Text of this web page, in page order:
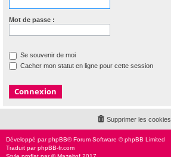
Mot de passe :
Se souvenir de moi
Cacher mon statut en ligne pour cette session
Supprimer les cookies
Développé parphpBB® Forum Software © phpBB Limited
Traduit parphpBB-fr.com